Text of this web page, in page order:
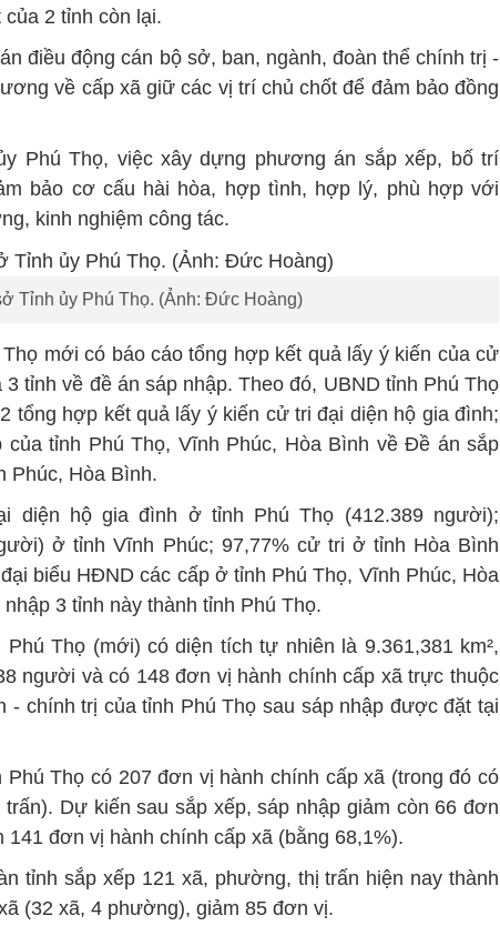
2 tỉnh còn lại.
điều động cán bộ sở, ban, ngành, đoàn thể chính trị -
về cấp xã giữ các vị trí chủ chốt để đảm bảo đồng
Phú Thọ, việc xây dựng phương án sắp xếp, bố trí
bảo cơ cấu hài hòa, hợp tình, hợp lý, phù hợp với
kinh nghiệm công tác.
Tỉnh ủy Phú Thọ. (Ảnh: Đức Hoàng)
mới có báo cáo tổng hợp kết quả lấy ý kiến của cử
tỉnh về đề án sáp nhập. Theo đó, UBND tỉnh Phú Thọ
tổng hợp kết quả lấy ý kiến cử tri đại diện hộ gia đình;
tỉnh Phú Thọ, Vĩnh Phúc, Hòa Bình về Đề án sắp
Phúc, Hòa Bình.
diện hộ gia đình ở tỉnh Phú Thọ (412.389 người);
ở tỉnh Vĩnh Phúc; 97,77% cử tri ở tỉnh Hòa Bình
biểu HĐND các cấp ở tỉnh Phú Thọ, Vĩnh Phúc, Hòa
3 tỉnh này thành tỉnh Phú Thọ.
Thọ (mới) có diện tích tự nhiên là 9.361,381 km²,
người và có 148 đơn vị hành chính cấp xã trực thuộc
- chính trị của tỉnh Phú Thọ sau sáp nhập được đặt tại
Phú Thọ có 207 đơn vị hành chính cấp xã (trong đó có
Dự kiến sau sắp xếp, sáp nhập giảm còn 66 đơn
141 đơn vị hành chính cấp xã (bằng 68,1%).
tỉnh sắp xếp 121 xã, phường, thị trấn hiện nay thành
(32 xã, 4 phường), giảm 85 đơn vị.